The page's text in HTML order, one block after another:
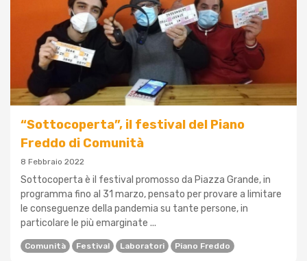
“Sottocoperta”, il festival del Piano
Freddo di Comunità
8 Febbraio 2022
Sottocoperta è il festival promosso da Piazza Grande, in
programma fino al 31 marzo, pensato per provare a limitare
le conseguenze della pandemia su tante persone, in
particolare le più emarginate ...
Comunità Festival Laboratori Piano Freddo